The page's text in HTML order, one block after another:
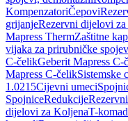
KompenzatoriČepovi
grijanjeRezervni dijelovi
Mapress ThermZaštitne
vijaka za prirubničke
C-čelikGeberit Mapress C-
Mapress C-čelikSistemske
1.0215Cijevni umeci
SpojniceRedukcije
dijelovi za KoljenaT-